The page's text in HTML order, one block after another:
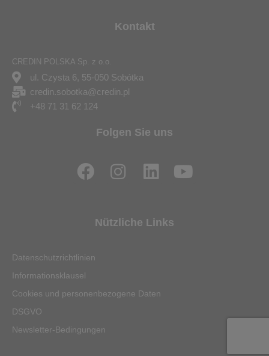
Kontakt
CREDIN POLSKA Sp. z o.o.
ul. Czysta 6, 55-050 Sobótka
credin.sobotka@credin.pl
+48 71 31 62 124
Folgen Sie uns
F
a
o
o
k
I
n
t
a
L
i
k
n
Y
o
Nützliche Links
Datenschutzrichtlinien
Informationsklausel
Cookies und personenbezogene Daten
DSGVO
Newsletter-Bedingungen